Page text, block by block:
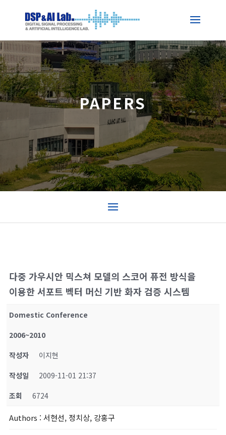
PAPERS
다중 가우시안 믹스쳐 모델의 스코어 퓨전 방식을
이용한 서포트 벡터 머신 기반 화자 검증 시스템
Domestic Conference
2006~2010
작성자
이지현
작성일
2009-11-01 21:37
조회
6724
Authors : 서현선, 정치상, 강홍구